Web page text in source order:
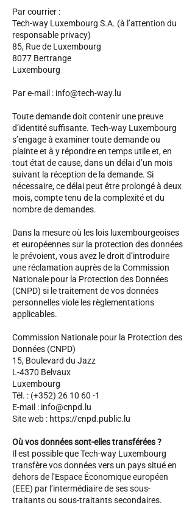
Par courrier :
Tech-way Luxembourg S.A. (à l’attention du
responsable privacy)
85, Rue de Luxembourg
8077 Bertrange
Luxembourg
Par e-mail : info@tech-way.lu
Toute demande doit contenir une preuve
d’identité suffisante. Tech-way Luxembourg
s’engage à examiner toute demande ou
plainte et à y répondre en temps utile et, en
tout état de cause, dans un délai d’un mois
suivant la réception de la demande. Si
nécessaire, ce délai peut être prolongé à deux
mois, compte tenu de la complexité et du
nombre de demandes.
Dans la mesure où les lois luxembourgeoises
et européennes sur la protection des données
le prévoient, vous avez le droit d’introduire
une réclamation auprès de la Commission
Nationale pour la Protection des Données
(CNPD) si le traitement de vos données
personnelles viole les règlementations
applicables.
Commission Nationale pour la Protection des
Données (CNPD)
15, Boulevard du Jazz
L-4370 Belvaux
Luxembourg
Tél. : (+352) 26 10 60 -1
E-mail : info@cnpd.lu
Site web : https://cnpd.public.lu
Où vos données sont-elles transférées ?
Il est possible que Tech-way Luxembourg
transfère vos données vers un pays situé en
dehors de l’Espace Économique européen
(EEE) par l’intermédiaire de ses sous-
traitants ou sous-traitants secondaires.